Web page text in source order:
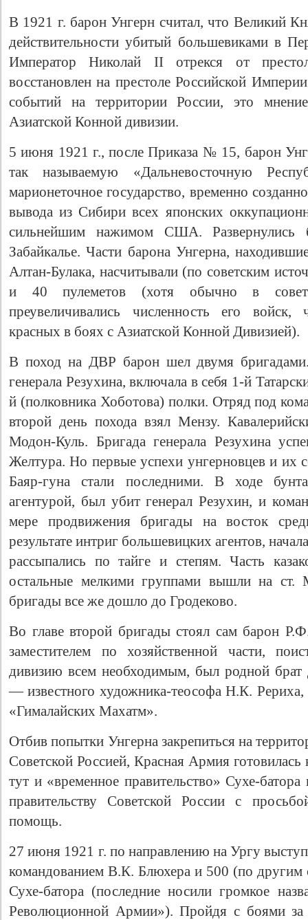
В 1921 г. барон Унгерн считал, что Великий
действительности убитый большевиками в
Император Николай II отрекся от
восстановлен на престоле Российской
событий на территории России, это
Азиатской Конной дивизии.
5 июня 1921 г., после Приказа № 15, барон
так называемую «Дальневосточную
марионеточное государство, временно
вывода из Сибири всех японских
сильнейшим нажимом США.
Забайкалье. Части барона Унгерна,
Алтан-Булака, насчитывали (по советским
и 40 пулеметов (хотя обычно в
преувеличивались численность его
красных в боях с Азиатской Конной Дивизией).
В поход на ДВР барон шел двумя
генерала Резухина, включала в себя 1-й
й (полковника Хоботова) полки. Отряд под
второй день похода взял Мензу.
Модон-Куль. Бригада генерала Резухина
Желтура. Но первые успехи унгерновцев и их
Баяр-гуна стали последними. В ходе
агентурой, был убит генерал Резухин, и
мере продвижения бригады на восток
результате интриг большевицких агентов,
рассыпались по тайге и степям. Часть
остальные мелкими группами вышли на
бригады все же дошло до Гродеково.
Во главе второй бригады стоял сам барон
заместителем по хозяйственной части,
дивизию всем необходимым, был родной брат
— известного художника-теософа Н.К. Рериха,
«Гималайских Махатм».
Отбив попытки Унгерна закрепиться на
Советской Россией, Красная Армия
тут и «временное правительство» Сухе-
правительству Советской России с
помощь.
27 июня 1921 г. по направлению на Ургу
командованием В.К. Блюхера и 500 (по
Сухе-батора (последние носили громкое
Революционной Армии»). Пройдя с боями за